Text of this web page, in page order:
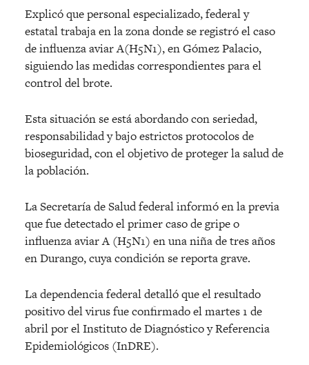
Explicó que personal especializado, federal y
estatal trabaja en la zona donde se registró el caso
de influenza aviar A(H5N1), en Gómez Palacio,
siguiendo las medidas correspondientes para el
control del brote.
Esta situación se está abordando con seriedad,
responsabilidad y bajo estrictos protocolos de
bioseguridad, con el objetivo de proteger la salud de
la población.
La Secretaría de Salud federal informó en la previa
que fue detectado el primer caso de gripe o
influenza aviar A (H5N1) en una niña de tres años
en Durango, cuya condición se reporta grave.
La dependencia federal detalló que el resultado
positivo del virus fue confirmado el martes 1 de
abril por el Instituto de Diagnóstico y Referencia
Epidemiológicos (InDRE).